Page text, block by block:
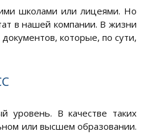
школами или лицеями. Но
в нашей компании. В жизни
которые, по сути,
уровень. В качестве таких
или высшем образовании.